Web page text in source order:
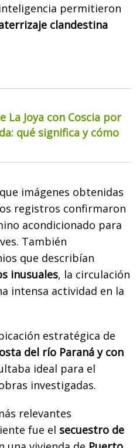
permitieron
clandestina
La Joya con Coscia por
qué significa y cómo
imágenes obtenidas
registros confirmaron
acondicionado para
También
que describían
inusuales, la circulación
intensa actividad en la
estratégica de
del río Paraná y con
ideal para el
investigadas.
relevantes
fue el secuestro de